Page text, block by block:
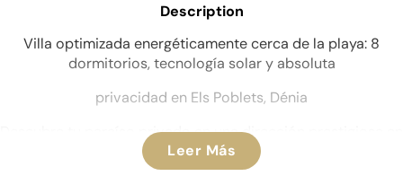
Description
Villa optimizada energéticamente cerca de la playa: 8
dormitorios, tecnología solar y absoluta
privacidad en Els Poblets, Dénia
Descubre tu paraíso privado en una dirección prestigiosa en
la zona de pisos y codiciada de
Leer Más